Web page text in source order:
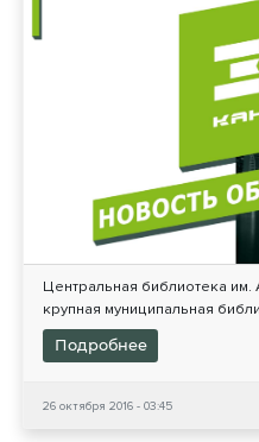
Центральная библиотека им.
крупная муниципальная
Подробнее
26 октября 2016 - 03:45